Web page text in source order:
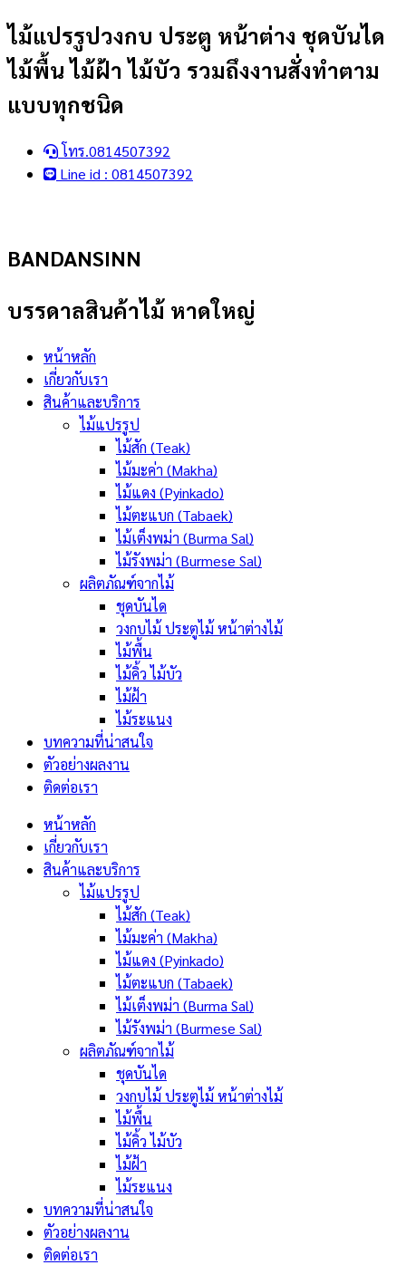
Skip
content
ไม้แปรรูปวงกบ ประตู หน้าต่าง ชุดบันได
ไม้พื้น ไม้ฝ้า ไม้บัว รวมถึงงานสั่งทำตาม
แบบทุกชนิด
โทร.0814507392
Line id : 0814507392
BANDANSINN
บรรดาลสินค้าไม้ หาดใหญ่
หน้าหลัก
เกี่ยวกับเรา
สินค้าและบริการ
ไม้แปรรูป
ไม้สัก (Teak)
ไม้มะค่า (Makha)
ไม้แดง (Pyinkado)
ไม้ตะแบก (Tabaek)
ไม้เต็งพม่า (Burma Sal)
ไม้รังพม่า (Burmese Sal)
ผลิตภัณฑ์จากไม้
ชุดบันได
วงกบไม้ ประตูไม้ หน้าต่างไม้
ไม้พื้น
ไม้คิ้ว ไม้บัว
ไม้ฝ้า
ไม้ระแนง
บทความที่น่าสนใจ
ตัวอย่างผลงาน
ติดต่อเรา
หน้าหลัก
เกี่ยวกับเรา
สินค้าและบริการ
ไม้แปรรูป
ไม้สัก (Teak)
ไม้มะค่า (Makha)
ไม้แดง (Pyinkado)
ไม้ตะแบก (Tabaek)
ไม้เต็งพม่า (Burma Sal)
ไม้รังพม่า (Burmese Sal)
ผลิตภัณฑ์จากไม้
ชุดบันได
วงกบไม้ ประตูไม้ หน้าต่างไม้
ไม้พื้น
ไม้คิ้ว ไม้บัว
ไม้ฝ้า
ไม้ระแนง
บทความที่น่าสนใจ
ตัวอย่างผลงาน
ติดต่อเรา